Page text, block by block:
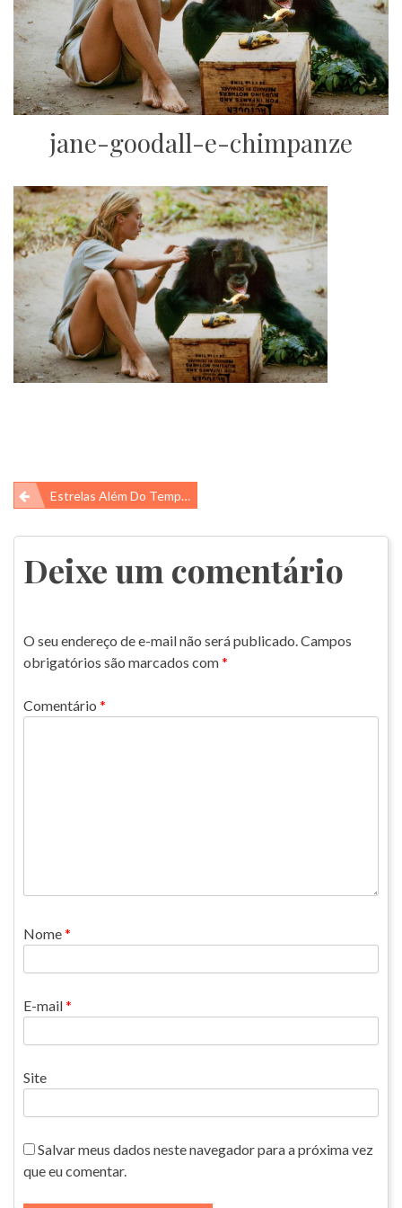
jane-goodall-e-chimpanze
Navegação
de
Post
Estrelas Além Do Tempo – AS TRIMATAS
Deixe um comentário
O seu endereço de e-mail não será publicado.Campos
obrigatórios são marcados com*
Comentário *
Nome*
E-mail*
Site
Salvar meus dados neste navegador para a próxima vez
que eu comentar.